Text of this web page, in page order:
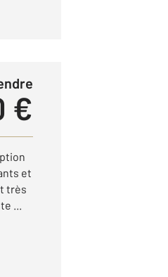
€
et
très
...